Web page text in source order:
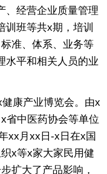
、经营企业质量管理
训班等共x期，培训
准、体系、业务等
水平和相关人员的业
康产业博览会。由x
省中医药协会等单位
xx月xx日-x日在x国
x等x家大家民用健
扩大了产品影响，